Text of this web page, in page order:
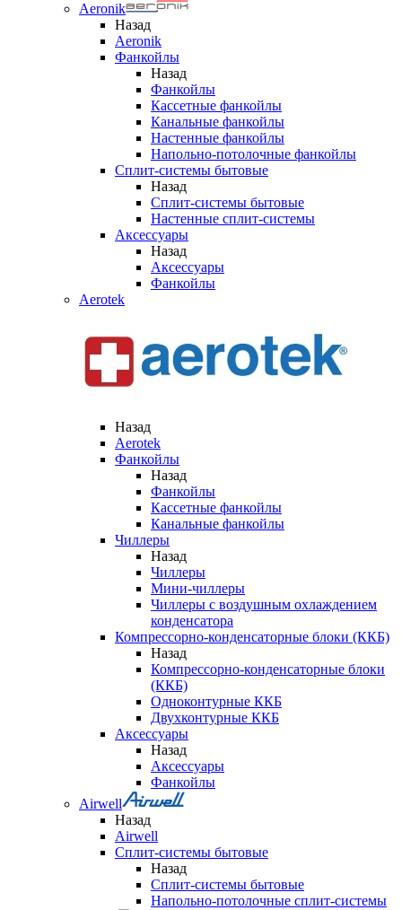
Aeronik
Назад
Aeronik
Фанкойлы
Назад
Фанкойлы
Кассетные фанкойлы
Канальные фанкойлы
Настенные фанкойлы
Напольно-потолочные фанкойлы
Сплит-системы бытовые
Назад
Сплит-системы бытовые
Настенные сплит-системы
Аксессуары
Назад
Аксессуары
Фанкойлы
Aerotek
Назад
Aerotek
Фанкойлы
Назад
Фанкойлы
Кассетные фанкойлы
Канальные фанкойлы
Чиллеры
Назад
Чиллеры
Мини-чиллеры
Чиллеры с воздушным охлаждением
конденсатора
Компрессорно-конденсаторные блоки (ККБ)
Назад
Компрессорно-конденсаторные блоки
(ККБ)
Одноконтурные ККБ
Двухконтурные ККБ
Аксессуары
Назад
Аксессуары
Фанкойлы
Airwell
Назад
Airwell
Сплит-системы бытовые
Назад
Сплит-системы бытовые
Напольно-потолочные сплит-системы